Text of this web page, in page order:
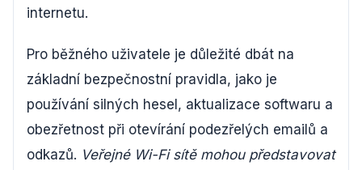
internetu.
Pro běžného uživatele je důležité dbát na
základní bezpečnostní pravidla, jako je
používání silných hesel, aktualizace softwaru a
obezřetnost při otevírání podezřelých emailů a
odkazů. Veřejné Wi-Fi sítě mohou představovat